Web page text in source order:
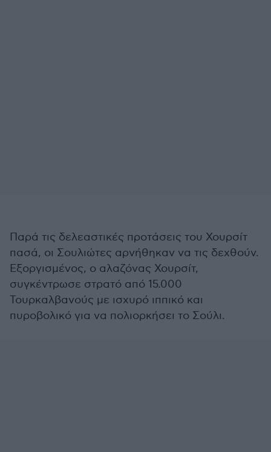
Παρά τις δελεαστικές προτάσεις του Χουρσίτ
πασά, οι Σουλιώτες αρνήθηκαν να τις δεχθούν.
Εξοργισμένος, ο αλαζόνας Χουρσίτ,
συγκέντρωσε στρατό από 15.000
Τουρκαλβανούς με ισχυρό ιππικό και
πυροβολικό για να πολιορκήσει το Σούλι.